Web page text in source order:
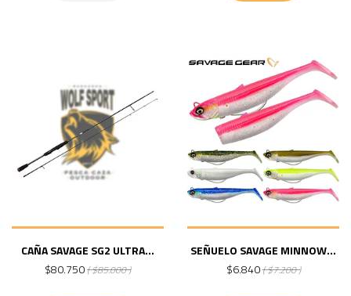
CAÑA SAVAGE SG2 ULTRA...
$80.750( $85.000 )
SEÑUELO SAVAGE MINNOW...
$6.840( $7.200 )